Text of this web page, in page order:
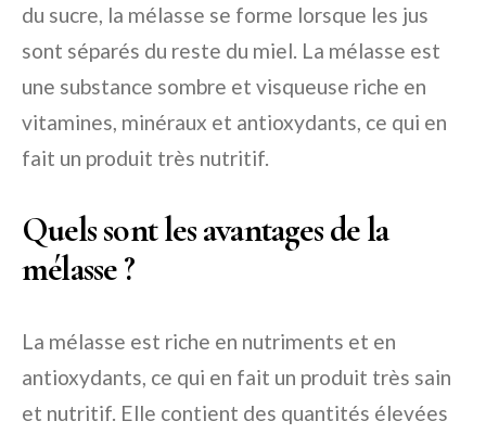
du sucre, la mélasse se forme lorsque les jus
sont séparés du reste du miel. La mélasse est
une substance sombre et visqueuse riche en
vitamines, minéraux et antioxydants, ce qui en
fait un produit très nutritif.
Quels sont les avantages de la
mélasse ?
La mélasse est riche en nutriments et en
antioxydants, ce qui en fait un produit très sain
et nutritif. Elle contient des quantités élevées